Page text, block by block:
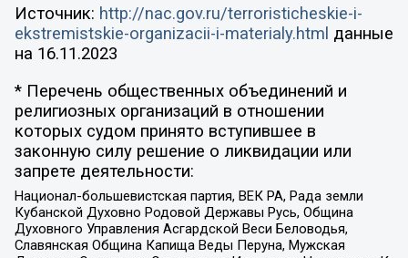
Источник: http://nac.gov.ru/terroristicheskie-i-
ekstremistskie-organizacii-i-materialy.html данные
на 16.11.2023
* Перечень общественных объединений и
религиозных организаций в отношении
которых судом принято вступившее в
законную силу решение о ликвидации или
запрете деятельности:
Национал-большевистская партия, ВЕК РА, Рада земли
Кубанской Духовно Родовой Державы Русь, Община
Духовного Управления Асгардской Веси Беловодья,
Славянская Община Капища Веды Перуна, Мужская